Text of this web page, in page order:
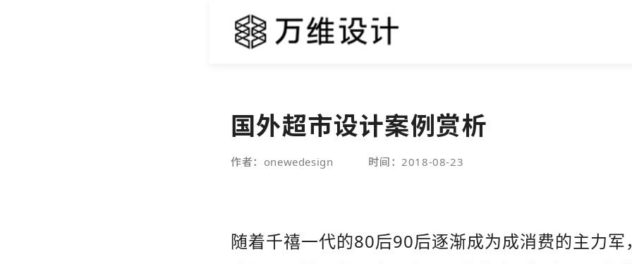
国外超市设计案例赏析
作者：onewedesign 时间：2018-08-23
随着千禧一代的80后90后逐渐成为成消费的主力军